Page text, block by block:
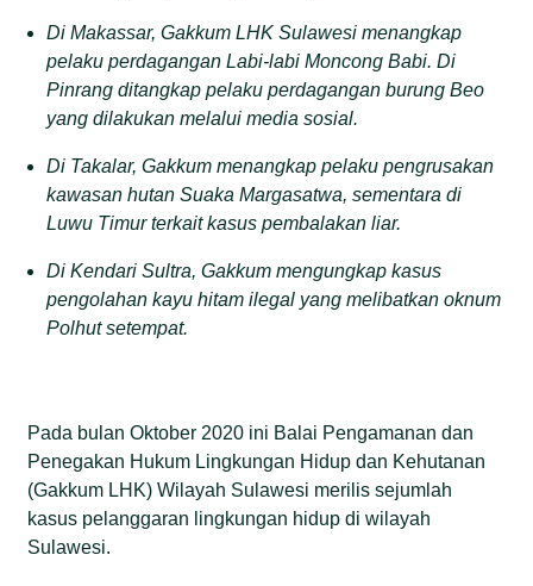
Di Makassar, Gakkum LHK Sulawesi menangkap
pelaku perdagangan Labi-labi Moncong Babi. Di
Pinrang ditangkap pelaku perdagangan burung Beo
yang dilakukan melalui media sosial.
Di Takalar, Gakkum menangkap pelaku pengrusakan
kawasan hutan Suaka Margasatwa, sementara di
Luwu Timur terkait kasus pembalakan liar.
Di Kendari Sultra, Gakkum mengungkap kasus
pengolahan kayu hitam ilegal yang melibatkan oknum
Polhut setempat.
Pada bulan Oktober 2020 ini Balai Pengamanan dan
Penegakan Hukum Lingkungan Hidup dan Kehutanan
(Gakkum LHK) Wilayah Sulawesi merilis sejumlah
kasus pelanggaran lingkungan hidup di wilayah
Sulawesi.